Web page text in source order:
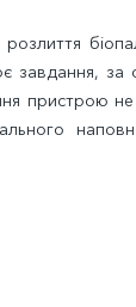
завдання, за
пристрою не